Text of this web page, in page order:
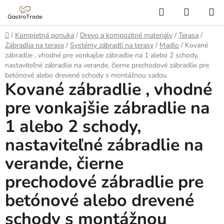
Prejsť
obsah
Hľadať
KOŠÍK
Domov
/ Kompletná ponuka / Drevo a kompozitné materiály / Terasa /
Zábradlia na terase / Systémy zábradlí na terasy / Madlo / Kované
zábradlie , vhodné pre vonkajšie zábradlie na 1 alebo 2 schody,
nastaviteľné zábradlie na verande, čierne prechodové zábradlie pre
betónové alebo drevené schody s montážnou sadou
Kované zábradlie , vhodné
pre vonkajšie zábradlie na
1 alebo 2 schody,
nastaviteľné zábradlie na
verande, čierne
prechodové zábradlie pre
betónové alebo drevené
schody s montážnou